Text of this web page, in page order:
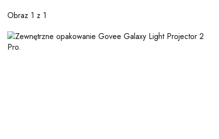
Obraz 1 z 1